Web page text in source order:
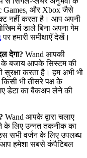
Games, और Xbox जैसे
नहीं करता है। आप अपनी
में डाले बिना अपना गेम
पर हमारी समीक्षाएँ देखें।
देगा? Wand आपकी
के बजाय आपके सिस्टम की
करता है। हम अभी भी
भी तीसरे पक्ष के
डेटा का बैकअप लेने की
Wand आपके द्वारा चलाए
के लिए उन्नत तकनीक का
सभी वर्जन के लिए उपलब्ध
आप हमेशा सबसे कंपैटिबल